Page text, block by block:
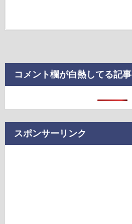
コメント欄が白熱してる記事
スポンサーリンク